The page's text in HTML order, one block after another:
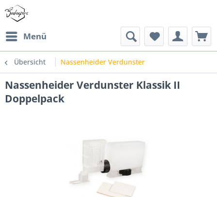
Menü
Übersicht Nassenheider Verdunster
Nassenheider Verdunster Klassik II
Doppelpack